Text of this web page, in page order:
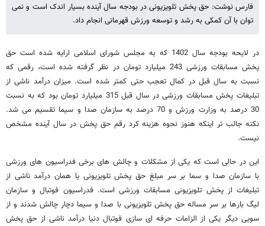
فارس نوشت: حق پخش تلویزیونی در بودجه سال آینده بسیار اندک است و نمی
توان با آن کمکی به رشد و توسعه ورزش قهرمانی انجام داد.
در لایحه بودجه سال 1402 که به مجلس شورای اسلامی ارایه شده است حق
پخش مسابقات ورزشی 243 میلیارد تومان در نظر گرفته شده است، رقمی که
نسبت به سال قبل در کمال تعجب حتی کمتر شده است. میزان درآمد ناشی از
تبلیغات پخش مسابقات ورزشی در سال قبل 315 میلیارد تومان بود که به نسبت
30 درصد به وزارت ورزش و 70 درصد به سازمان صدا و سیما تقسیم می شد.
نکته جالب تر اینکه هنوز نحوه هزینه کرد رقم حق پخش در سال آینده مشخص
نیست.
این در حالی است که یکی از مشکلات و چالش های برخی فدراسیون های ورزشی
با سازمان صدا و سما بر سر مبلغ حق پخش تلویزیونی یا همان درآمد ناشی از
تبلیغات از پخش تلویزیونی مسابقات ورزشی است. فدراسیون فوتبال و سازمان
لیگ بارها بر سر مساله حق پخش تلویزیونی با صدا و سیما دچار چالش شدند و از
سویی دیگر یکی از الزامات حرفه ای سازی فوتبال دنیا درآمد ناشی از حق پخش